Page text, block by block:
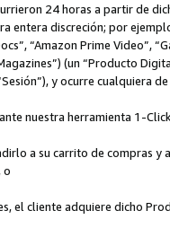
24 horas a partir de
entera discreción; por
“Amazon Prime Video”,
(un “Producto
y ocurre cualquiera
nuestra herramienta 1-
a su carrito de compras
o
el cliente adquiere dicho